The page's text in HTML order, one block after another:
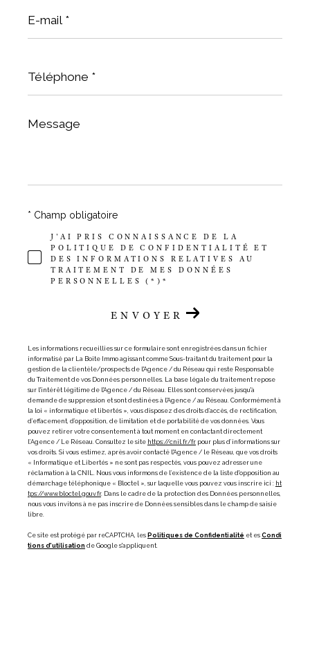
mail
*
*
Message
*
J'AI PRIS CONNAISSANCE DE LA
POLITIQUE DE CONFIDENTIALITÉ ET
DES INFORMATIONS RELATIVES AU
TRAITEMENT DE MES DONNÉES
PERSONNELLES (*)*
* Champ obligatoire
ENVOYER
Les informations recueillies sur ce formulaire sont enregistrées dans un fichier
informatisé par La Boite Immo agissant comme Sous-traitant du traitement pour la
gestion de la clientèle/prospects de l'Agence / du Réseau qui reste Responsable
du Traitement de vos Données personnelles. La base légale du traitement repose
sur l'intérêt légitime de l'Agence / du Réseau. Elles sont conservées jusqu'à
demande de suppression et sont destinées à l'Agence / au Réseau. Conformément à
la loi « informatique et libertés », vous disposez des droits d’accès, de rectification,
d’effacement, d’opposition, de limitation et de portabilité de vos données. Vous
pouvez retirer votre consentement à tout moment en contactant directement
l’Agence / Le Réseau. Consultez le site https://cnil.fr/fr pour plus d’informations sur
vos droits. Si vous estimez, après avoir contacté l'Agence / le Réseau, que vos droits
« Informatique et Libertés » ne sont pas respectés, vous pouvez adresser une
réclamation à la CNIL. Nous vous informons de l’existence de la liste d'opposition au
démarchage téléphonique « Bloctel », sur laquelle vous pouvez vous inscrire ici : ht
tps://www.bloctel.gouv.fr. Dans le cadre de la protection des Données personnelles,
nous vous invitons à ne pas inscrire de Données sensibles dans le champ de saisie
libre.
Ce site est protégé par reCAPTCHA, les Politiques de Confidentialité et es Condi
tions d'utilisation de Google s'appliquent.